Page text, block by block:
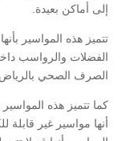
إلى أماكن بعيدة.
تتميز هذه المواسير
الفضلات والرواسب
الصرف الصحي بالرياض.
كما تتميز هذه
أنها مواسير غير